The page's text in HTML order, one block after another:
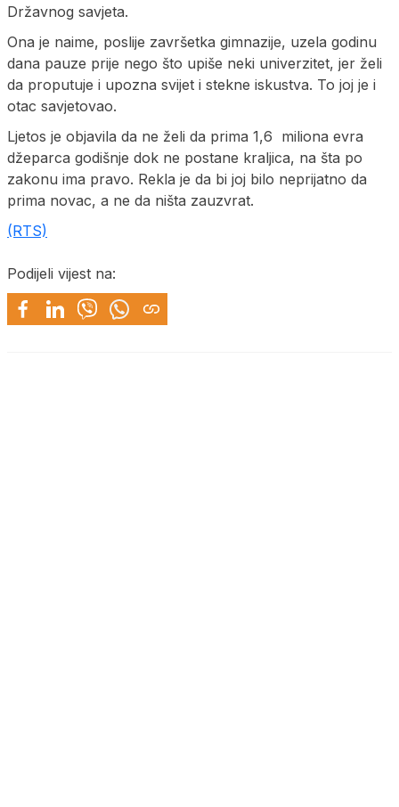
Državnog savjeta.
Ona je naime, poslije završetka gimnazije, uzela godinu
dana pauze prije nego što upiše neki univerzitet, jer želi
da proputuje i upozna svijet i stekne iskustva. To joj je i
otac savjetovao.
Ljetos je objavila da ne želi da prima 1,6 miliona evra
džeparca godišnje dok ne postane kraljica, na šta po
zakonu ima pravo. Rekla je da bi joj bilo neprijatno da
prima novac, a ne da ništa zauzvrat.
(RTS)
Podijeli vijest na: